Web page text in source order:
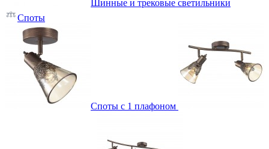
Шинные и трековые светильники
Споты
Споты с 1 плафоном